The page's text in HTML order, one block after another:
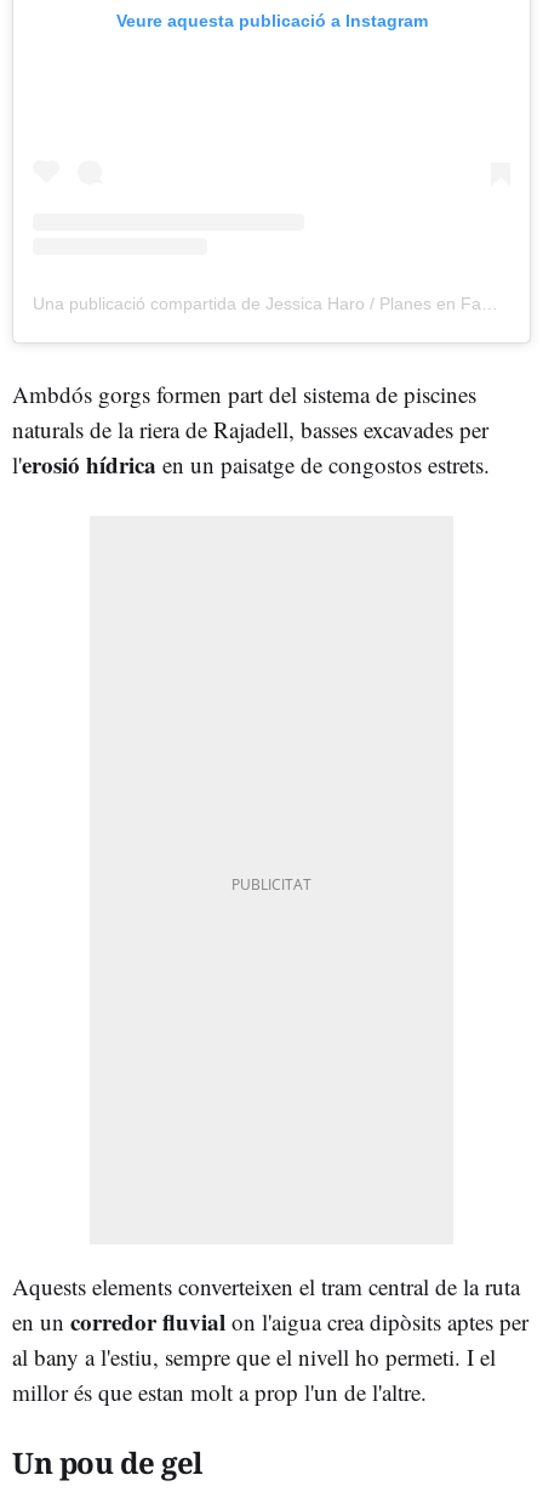
Veure aquesta publicació a Instagram
Una publicació compartida de Jessica Haro / Planes en Familia (@planes.en.familia)
Ambdós gorgs formen part del sistema de piscines
naturals de la riera de Rajadell, basses excavades per
l'erosió hídrica en un paisatge de congostos estrets.
Aquests elements converteixen el tram central de la ruta
en un corredor fluvial on l'aigua crea dipòsits aptes per
al bany a l'estiu, sempre que el nivell ho permeti. I el
millor és que estan molt a prop l'un de l'altre.
Un pou de gel